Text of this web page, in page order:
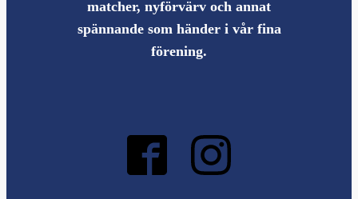
matcher, nyförvärv och annat
spännande som händer i vår fina
förening.